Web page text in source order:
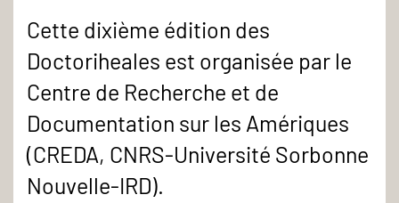
Cette dixième édition des
Doctoriheales est organisée par le
Centre de Recherche et de
Documentation sur les Amériques
(CREDA, CNRS-Université Sorbonne
Nouvelle-IRD).